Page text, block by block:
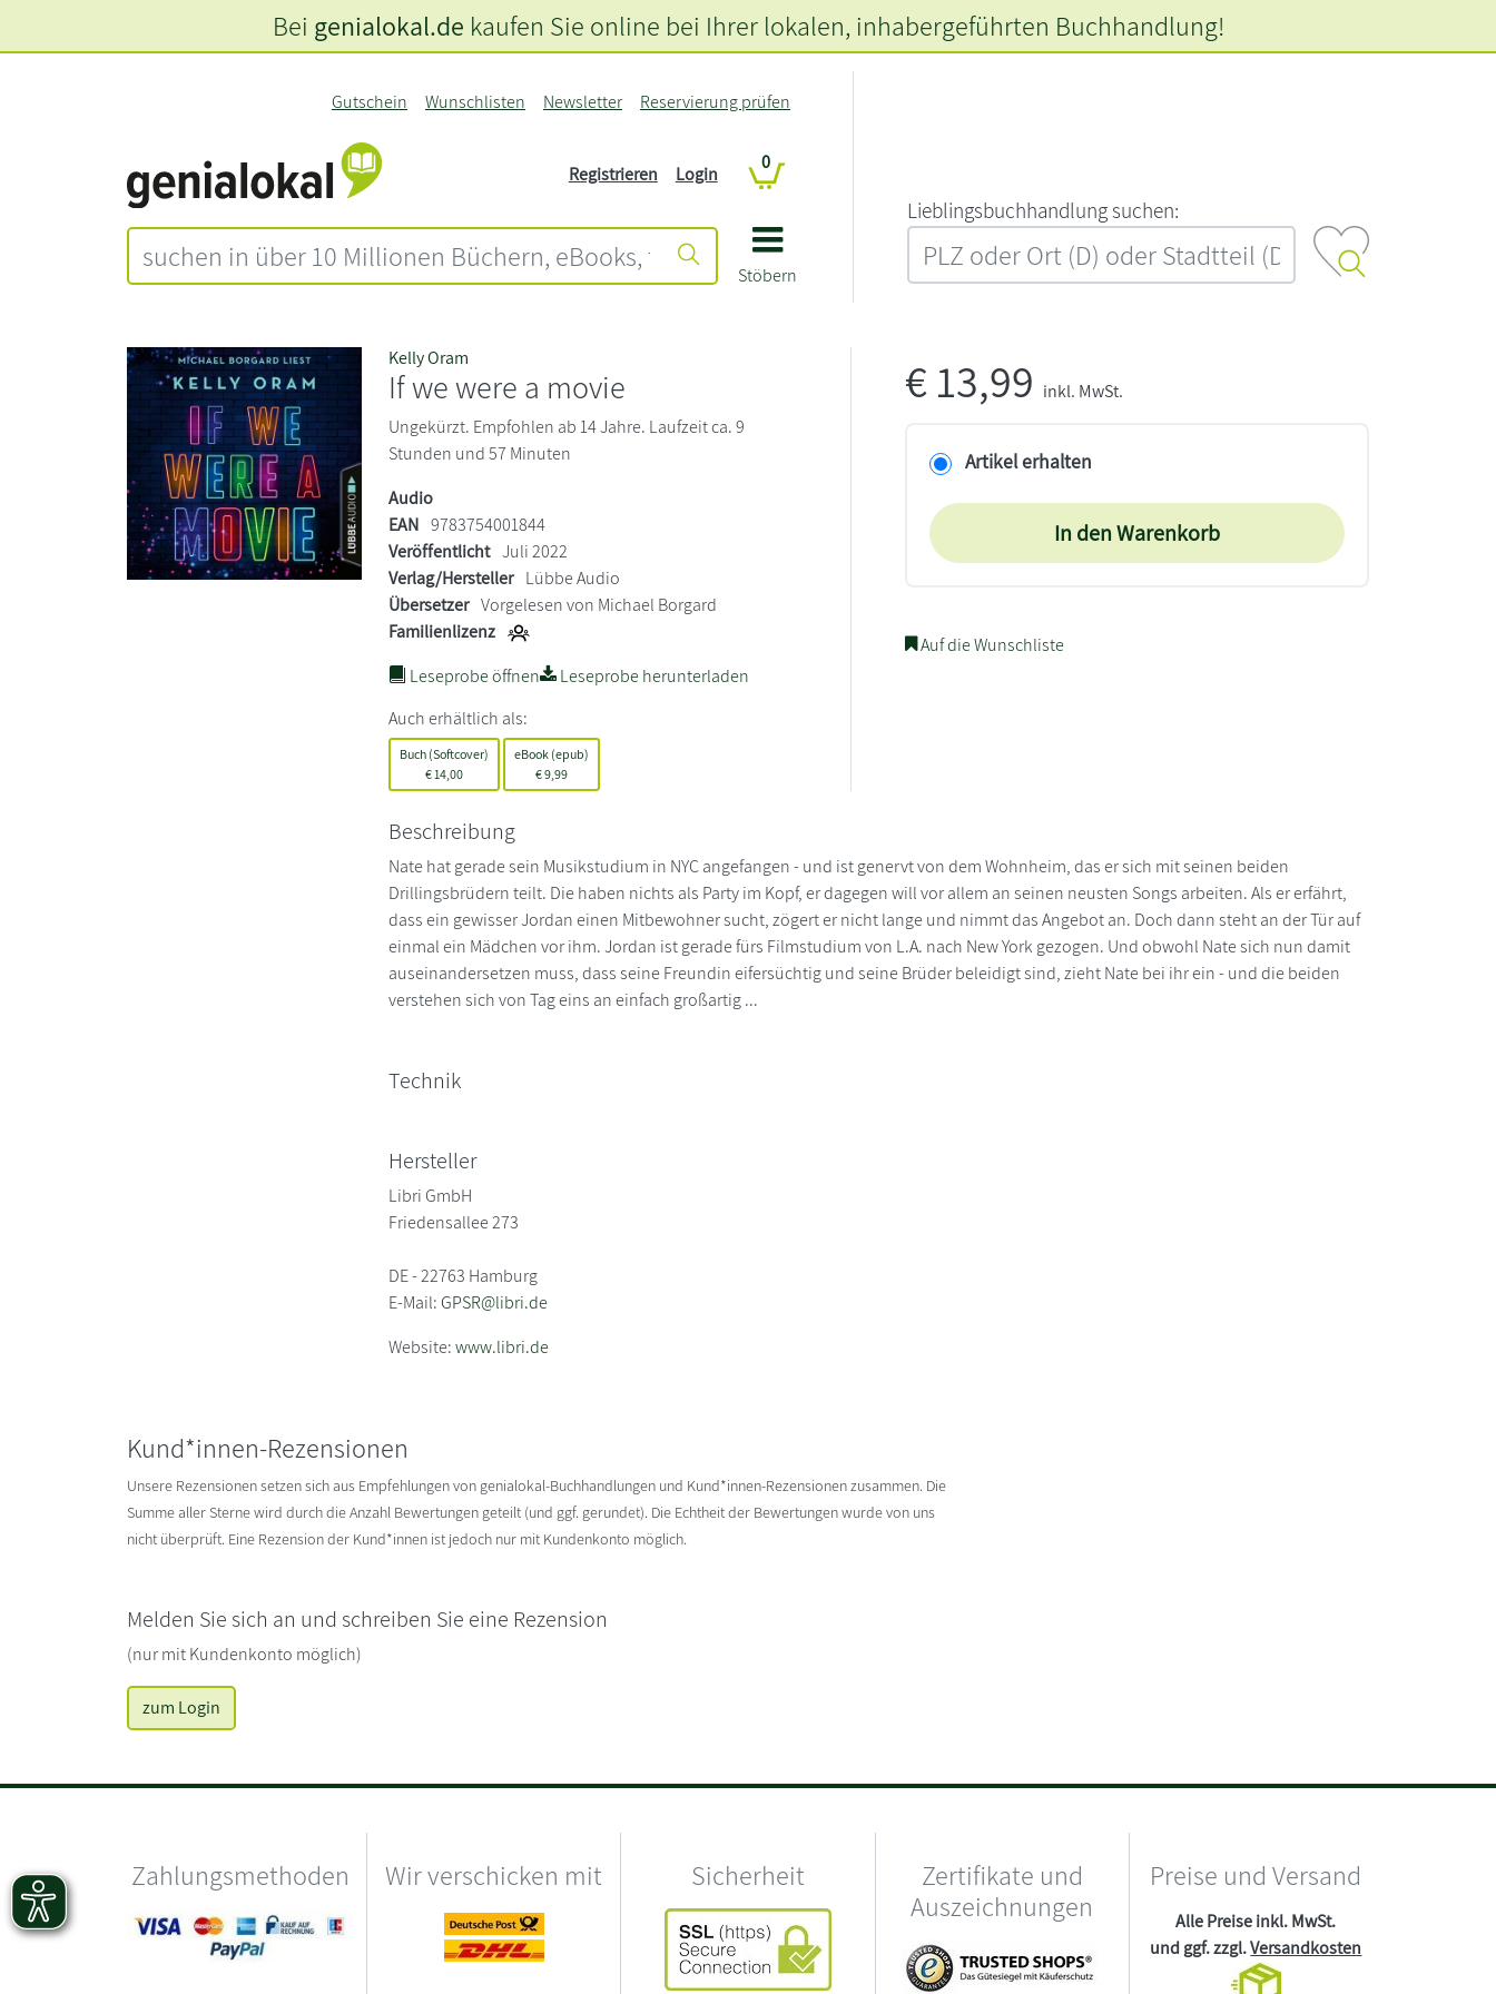
Stöbern
Gutschein Wunschlisten Newsletter Reservierung prüfen
Registrieren Login
0
L‍i‍e‍b‍l‍i‍n‍g‍s‍b‍u‍c‍h‍h‍a‍n‍d‍l‍u‍n‍g‍ ‍s‍u‍c‍h‍e‍n‍:‍
Bei genialokal.de kaufen Sie online bei Ihrer lokalen, inhabergeführten Buchhandlung!
Kelly Oram
If we were a movie
Ungekürzt. Empfohlen ab 14 Jahre. Laufzeit ca. 9
Stunden und 57 Minuten
Audio
EAN 9783754001844
Veröffentlicht Juli 2022
Verlag/Hersteller Lübbe Audio
Übersetzer Vorgelesen von Michael Borgard
Familienlizenz
Leseprobe öffnen
Leseprobe herunterladen
Auch erhältlich als:
Buch (Softcover)
€ 14,00
eBook (epub)
€9,99
€13,99 inkl. MwSt.
Artikel erhalten
In den Warenkorb
Auf die Wunschliste
Beschreibung
Nate hat gerade sein Musikstudium in NYC angefangen - und ist genervt von dem Wohnheim, das er sich mit seinen beiden
Drillingsbrüdern teilt. Die haben nichts als Party im Kopf, er dagegen will vor allem an seinen neusten Songs arbeiten. Als er erfährt,
dass ein gewisser Jordan einen Mitbewohner sucht, zögert er nicht lange und nimmt das Angebot an. Doch dann steht an der Tür auf
einmal ein Mädchen vor ihm. Jordan ist gerade fürs Filmstudium von L.A. nach New York gezogen. Und obwohl Nate sich nun damit
auseinandersetzen muss, dass seine Freundin eifersüchtig und seine Brüder beleidigt sind, zieht Nate bei ihr ein - und die beiden
verstehen sich von Tag eins an einfach großartig ...
Technik
Hersteller
Libri GmbH
Friedensallee 273
DE - 22763 Hamburg
E-Mail:GPSR@libri.de
Website:www.libri.de
Kund*innen-Rezensionen
Unsere Rezensionen setzen sich aus Empfehlungen von genialokal-Buchhandlungen und Kund*innen-Rezensionen zusammen. Die
Summe aller Sterne wird durch die Anzahl Bewertungen geteilt (und ggf. gerundet). Die Echtheit der Bewertungen wurde von uns
nicht überprüft. Eine Rezension der Kund*innen ist jedoch nur mit Kundenkonto möglich.
Melden Sie sich an und schreiben Sie eine Rezension
(nur mit Kundenkonto möglich)
zum Login
Zahlungsmethoden Wir verschicken mit Sicherheit
Zertifikate und
Auszeichnungen
Preise und Versand
Alle Preise inkl. MwSt.
und ggf. zzgl.Versandkosten